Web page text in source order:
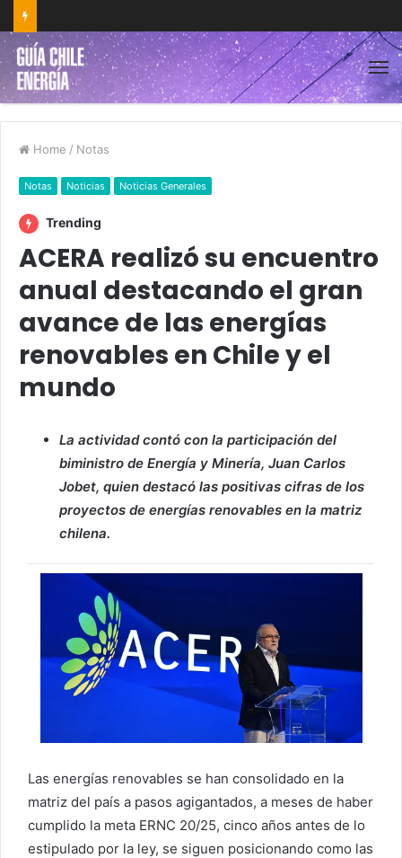
Home / Notas
Notas Noticias Noticias Generales
Trending
ACERA realizó su encuentro
anual destacando el gran
avance de las energías
renovables en Chile y el
mundo
La actividad contó con la participación del
biministro de Energía y Minería, Juan Carlos
Jobet, quien destacó las positivas cifras de los
proyectos de energías renovables en la matriz
chilena.
Las energías renovables se han consolidado en la
matriz del país a pasos agigantados, a meses de haber
cumplido la meta ERNC 20/25, cinco años antes de lo
estipulado por la ley, se siguen posicionando como las